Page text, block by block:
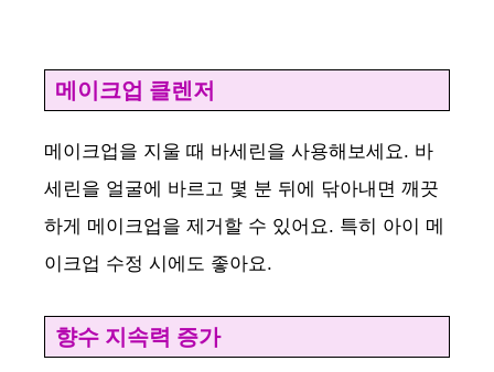
V
i
e
메이크업 클렌저
메이크업을 지울 때 바세린을 사용해보세요. 바
세린을 얼굴에 바르고 몇 분 뒤에 닦아내면 깨끗
하게 메이크업을 제거할 수 있어요. 특히 아이 메
이크업 수정 시에도 좋아요.
향수 지속력 증가